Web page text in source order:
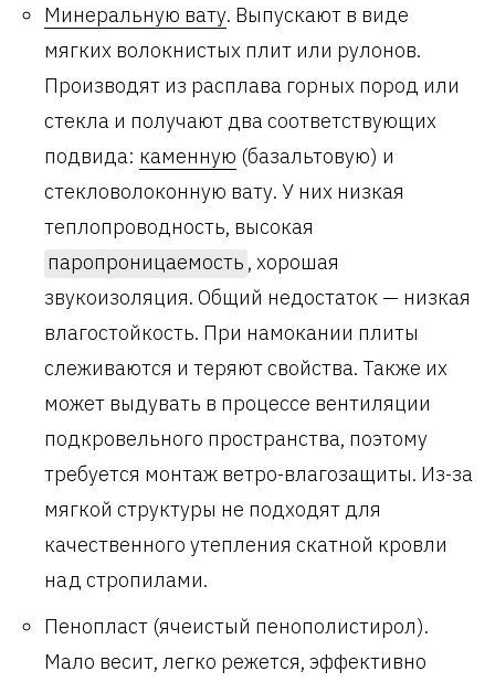
Минеральную вату. Выпускают в виде
мягких волокнистых плит или рулонов.
Производят из расплава горных пород или
стекла и получают два соответствующих
подвида: каменную (базальтовую) и
стекловолоконную вату. У них низкая
теплопроводность, высокая
паропроницаемость , хорошая
звукоизоляция. Общий недостаток — низкая
влагостойкость. При намокании плиты
слеживаются и теряют свойства. Также их
может выдувать в процессе вентиляции
подкровельного пространства, поэтому
требуется монтаж ветро-влагозащиты. Из-за
мягкой структуры не подходят для
качественного утепления скатной кровли
над стропилами.
Пенопласт (ячеистый пенополистирол).
Мало весит, легко режется, эффективно